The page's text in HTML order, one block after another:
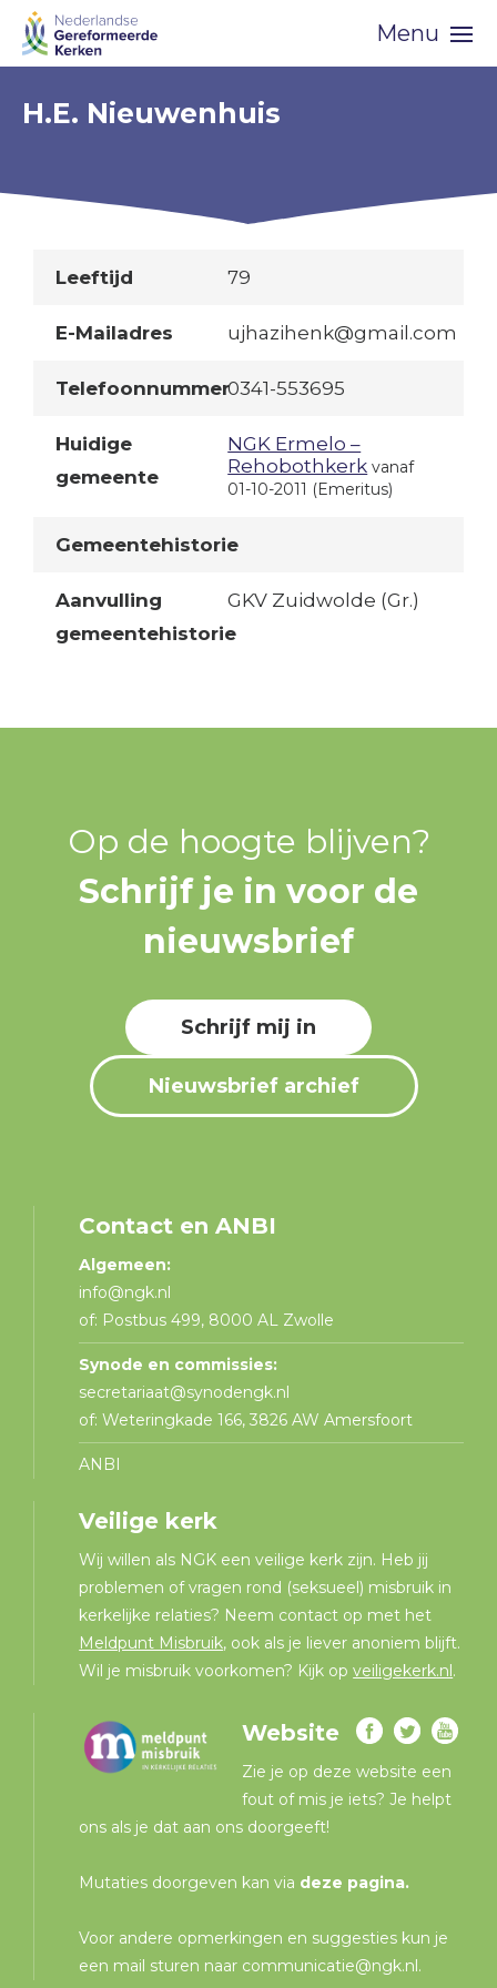
Skip
navigation
Menu
H.E. Nieuwenhuis
Leeftijd 79
E-Mailadres ujhazihenk@gmail.com
Telefoonnummer0341-553695
Huidige
gemeente
NGK Ermelo –
Rehobothkerk vanaf
01-10-2011 (Emeritus)
Gemeentehistorie
Aanvulling
gemeentehistorie
GKV Zuidwolde (Gr.)
Op de hoogte blijven?
Schrijf je in voor de
nieuwsbrief
Schrijf mij in
Nieuwsbrief archief
Contact en ANBI
Algemeen:
info@ngk.nl
of: Postbus 499, 8000 AL Zwolle
Synode en commissies:
secretariaat@synodengk.nl
of: Weteringkade 166, 3826 AW Amersfoort
ANBI
Veilige kerk
Wij willen als NGK een veilige kerk zijn. Heb jij
problemen of vragen rond (seksueel) misbruik in
kerkelijke relaties? Neem contact op met het
Meldpunt Misbruik, ook als je liever anoniem blijft.
Wil je misbruik voorkomen? Kijk opveiligekerk.nl.
Website
Zie je op deze website een
fout of mis je iets? Je helpt
ons als je dat aan ons doorgeeft!
Mutaties doorgeven kan via deze pagina.
Voor andere opmerkingen en suggesties kun je
een mail sturen naar communicatie@ngk.nl.